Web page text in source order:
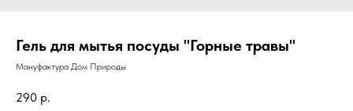
Гель для мытья посуды "Горные травы"
Мануфактура Дом Природы
290 р.